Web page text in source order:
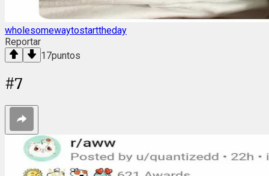
wholesomewaytostarttheday
Reportar
17puntos
#7